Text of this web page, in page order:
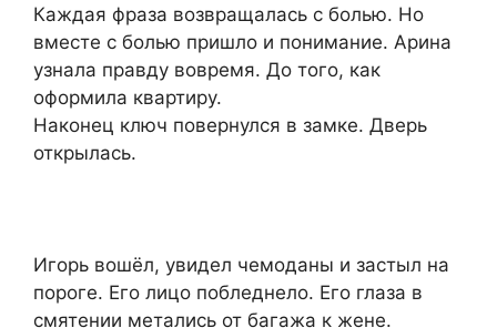
Каждая фраза возвращалась с болью. Но
вместе с болью пришло и понимание. Арина
узнала правду вовремя. До того, как
оформила квартиру.
Наконец ключ повернулся в замке. Дверь
открылась.
Игорь вошёл, увидел чемоданы и застыл на
пороге. Его лицо побледнело. Его глаза в
смятении метались от багажа к жене.